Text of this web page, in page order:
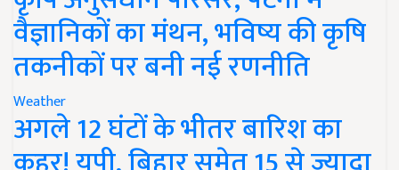
वैज्ञानिकों का मंथन, भविष्य की कृषि
तकनीकों पर बनी नई रणनीति
Weather
अगले 12 घंटों के भीतर बारिश का